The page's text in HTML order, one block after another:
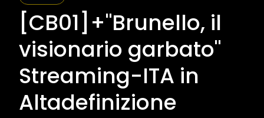
[CB01]+"Brunello, il
visionario garbato"
Streaming-ITA in
Altadefinizione